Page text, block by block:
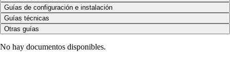
Guías de configuración e instalación
Guías técnicas
Otras guías
No hay documentos disponibles.